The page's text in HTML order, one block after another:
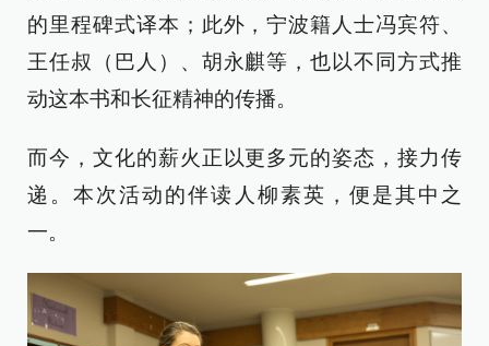
的里程碑式译本；此外，宁波籍人士冯宾符、
王任叔（巴人）、胡永麒等，也以不同方式推
动这本书和长征精神的传播。
而今，文化的薪火正以更多元的姿态，接力传
递。本次活动的伴读人柳素英，便是其中之
一。